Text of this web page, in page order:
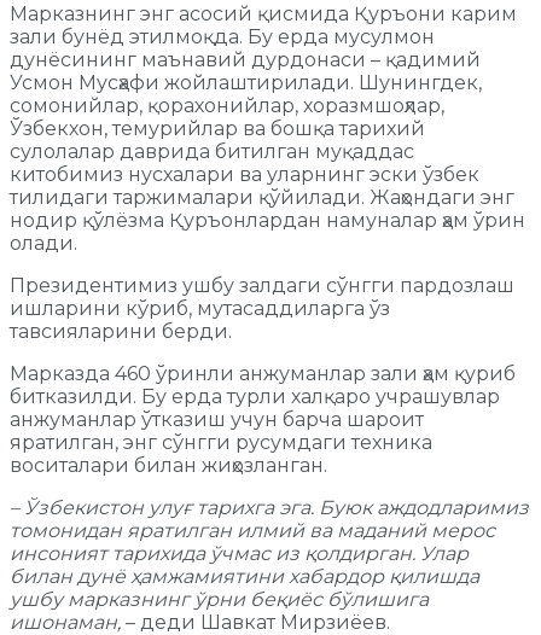
Марказнинг энг асосий қисмида Қуръони карим
зали бунёд этилмоқда. Бу ерда мусулмон
дунёсининг маънавий дурдонаси – қадимий
Усмон Мусҳафи жойлаштирилади. Шунингдек,
сомонийлар, қорахонийлар, хоразмшоҳлар,
Ўзбекхон, темурийлар ва бошқа тарихий
сулолалар даврида битилган муқаддас
китобимиз нусхалари ва уларнинг эски ўзбек
тилидаги таржималари қўйилади. Жаҳондаги энг
нодир қўлёзма Қуръонлардан намуналар ҳам ўрин
олади.
Президентимиз ушбу залдаги сўнгги пардозлаш
ишларини кўриб, мутасаддиларга ўз
тавсияларини берди.
Марказда 460 ўринли анжуманлар зали ҳам қуриб
битказилди. Бу ерда турли халқаро учрашувлар
анжуманлар ўтказиш учун барча шароит
яратилган, энг сўнгги русумдаги техника
воситалари билан жиҳозланган.
– Ўзбекистон улуғ тарихга эга. Буюк аждодларимиз
томонидан яратилган илмий ва маданий мерос
инсоният тарихида ўчмас из қолдирган. Улар
билан дунё ҳамжамиятини хабардор қилишда
ушбу марказнинг ўрни беқиёс бўлишига
ишонаман, – деди Шавкат Мирзиёев.